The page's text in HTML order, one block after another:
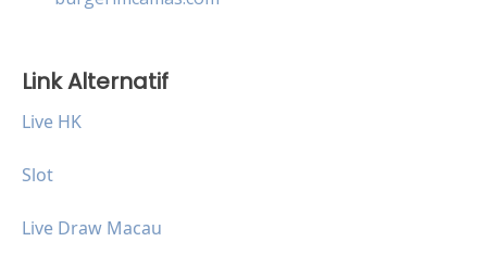
Link Alternatif
Live HK
Slot
Live Draw Macau